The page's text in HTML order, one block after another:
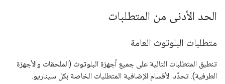
الحد الأدنى من المتطلبات
متطلبات البلوتوث العامة
تنطبق المتطلبات التالية على جميع أجهزة البلوتوث (الملحقات والأجهزة
الطرفية). تحدّد الأقسام الإضافية المتطلبات الخاصة بكل سيناريو.